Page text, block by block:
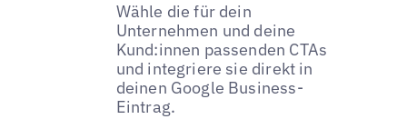
Wähle die für dein
Unternehmen und deine
Kund:innen passenden CTAs
und integriere sie direkt in
deinen Google Business-
Eintrag.